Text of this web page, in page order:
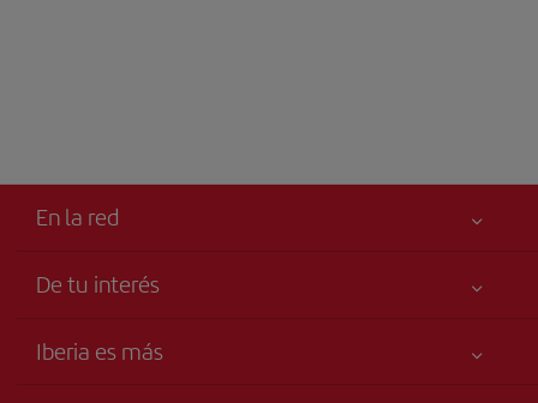
En la red
De tu interés
Accesibilidad
Iberia es más